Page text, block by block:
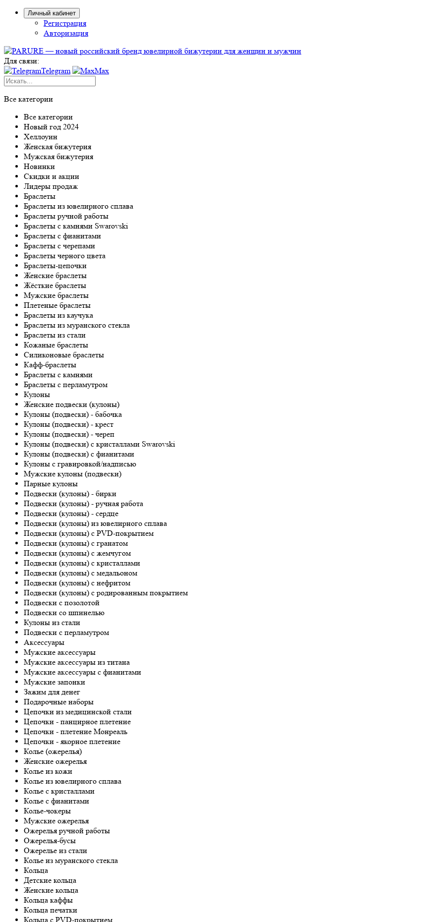
Личный кабинет
Регистрация
Авторизация
Для связи:
Telegram
Max
Все категории
Все категории
Новый год 2024
Хеллоуин
Женская бижутерия
Мужская бижутерия
Новинки
Скидки и акции
Лидеры продаж
Браслеты
Браслеты из ювелирного сплава
Браслеты ручной работы
Браслеты с камнями Swarovski
Браслеты с фианитами
Браслеты с черепами
Браслеты черного цвета
Браслеты-цепочки
Женские браслеты
Жёсткие браслеты
Мужские браслеты
Плетеные браслеты
Браслеты из каучука
Браслеты из муранского стекла
Браслеты из стали
Кожаные браслеты
Силиконовые браслеты
Кафф-браслеты
Браслеты с камнями
Браслеты с перламутром
Кулоны
Женские подвески (кулоны)
Кулоны (подвески) - бабочка
Кулоны (подвески) - крест
Кулоны (подвески) - череп
Кулоны (подвески) с кристаллами Swarovski
Кулоны (подвески) с фианитами
Кулоны с гравировкой/надписью
Мужские кулоны (подвески)
Парные кулоны
Подвески (кулоны) - бирки
Подвески (кулоны) - ручная работа
Подвески (кулоны) - сердце
Подвески (кулоны) из ювелирного сплава
Подвески (кулоны) с PVD-покрытием
Подвески (кулоны) с гранатом
Подвески (кулоны) с жемчугом
Подвески (кулоны) с кристаллами
Подвески (кулоны) с медальоном
Подвески (кулоны) с нефритом
Подвески (кулоны) с родированным покрытием
Подвески с позолотой
Подвески со шпинелью
Кулоны из стали
Подвески с перламутром
Аксессуары
Мужские аксессуары
Мужские аксессуары из титана
Мужские аксессуары с фианитами
Мужские запонки
Зажим для денег
Подарочные наборы
Цепочки из медицинской стали
Цепочки - панцирное плетение
Цепочки - плетение Монреаль
Цепочки - якорное плетение
Колье (ожерелья)
Женские ожерелья
Колье из кожи
Колье из ювелирного сплава
Колье с кристаллами
Колье с фианитами
Колье-чокеры
Мужские ожерелья
Ожерелья ручной работы
Ожерелья-бусы
Ожерелье из стали
Колье из муранского стекла
Кольца
Детские кольца
Женские кольца
Кольца каффы
Кольца печатки
Кольца с PVD-покрытием